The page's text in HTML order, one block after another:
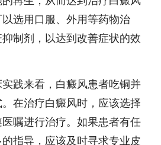
选用口服、外用等药物治
制剂，以达到改善症状的效
践来看，白癜风患者吃铜并
在治疗白癜风时，应该选择
嘱进行治疗。如果患者有任
指导，应该及时寻求专业皮